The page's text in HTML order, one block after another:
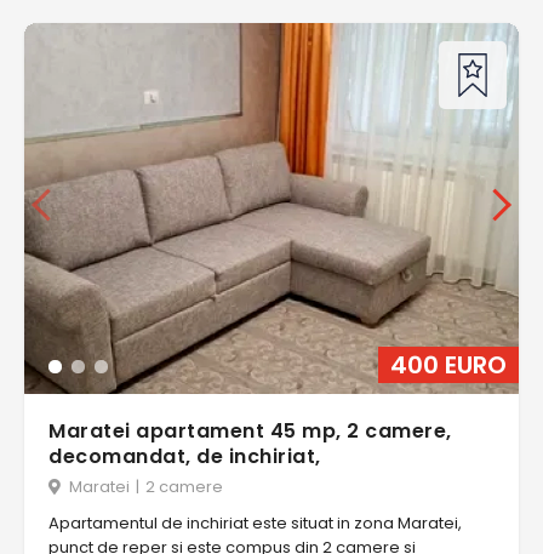
400 EURO
Maratei apartament 45 mp, 2 camere,
decomandat, de inchiriat,
Maratei | 2 camere
Apartamentul de inchiriat este situat in zona Maratei,
punct de reper si este compus din 2 camere si